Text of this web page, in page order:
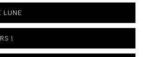
LUNE
!